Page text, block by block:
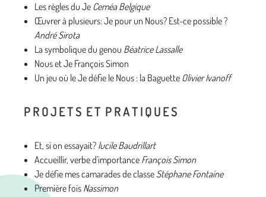
Les règles du Je Ceméa Belgique
Œuvrer à plusieurs: Je pour un Nous? Est-ce possible ?
André Sirota
La symbolique du genou Béatrice Lassalle
Nous et Je François Simon
Un jeu où le Je défie le Nous : la Baguette Olivier Ivanoff
P R O J E T S E T P R A T I Q U E S
Et, si on essayait? lucile Baudrillart
Accueillir, verbe d'importance François Simon
Je défie mes camarades de classe Stéphane Fontaine
Première fois Nassimon